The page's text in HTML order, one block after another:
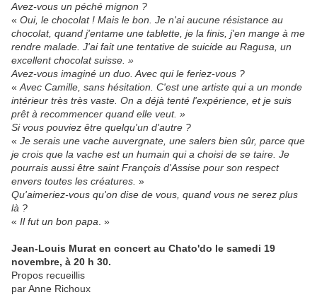
Avez-vous un péché mignon ?
« Oui, le chocolat ! Mais le bon. Je n'ai aucune résistance au
chocolat, quand j'entame une tablette, je la finis, j'en mange à me
rendre malade. J'ai fait une tentative de suicide au Ragusa, un
excellent chocolat suisse. »
Avez-vous imaginé un duo. Avec qui le feriez-vous ?
« Avec Camille, sans hésitation. C'est une artiste qui a un monde
intérieur très très vaste. On a déjà tenté l'expérience, et je suis
prêt à recommencer quand elle veut. »
Si vous pouviez être quelqu'un d'autre ?
« Je serais une vache auvergnate, une salers bien sûr, parce que
je crois que la vache est un humain qui a choisi de se taire. Je
pourrais aussi être saint François d'Assise pour son respect
envers toutes les créatures. »
Qu'aimeriez-vous qu'on dise de vous, quand vous ne serez plus
là ?
« Il fut un bon papa . »
Jean-Louis Murat en concert au Chato'do le samedi 19
novembre, à 20 h 30.
Propos recueillis
par Anne Richoux